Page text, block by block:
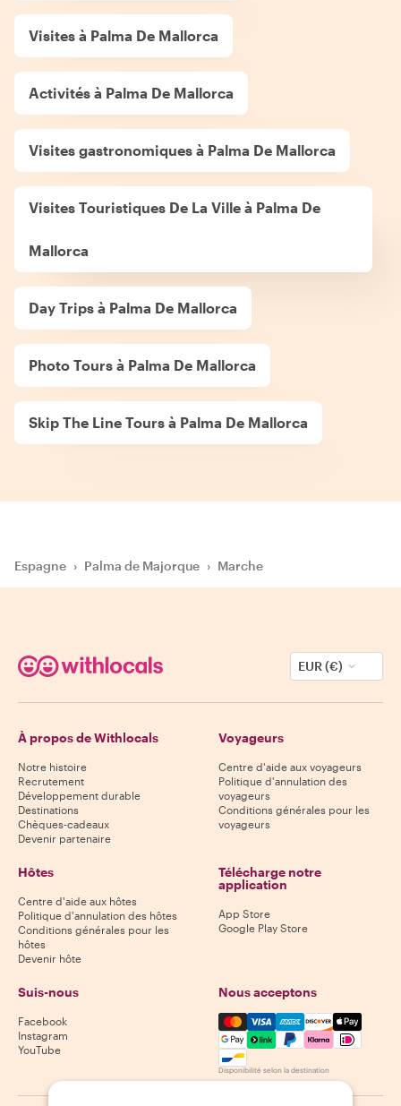
Visites à Palma De Mallorca
Activités à Palma De Mallorca
Visites gastronomiques à Palma De Mallorca
Visites Touristiques De La Ville à Palma De
Mallorca
Day Trips à Palma De Mallorca
Photo Tours à Palma De Mallorca
Skip The Line Tours à Palma De Mallorca
Espagne › Palma de Majorque › Marche
EUR (€)
À propos de Withlocals
Notre histoire
Recrutement
Développement durable
Destinations
Chèques-cadeaux
Devenir partenaire
Voyageurs
Centre d'aide aux voyageurs
Politique d'annulation des
voyageurs
Conditions générales pour les
voyageurs
Hôtes
Centre d'aide aux hôtes
Politique d'annulation des hôtes
Conditions générales pour les
hôtes
Devenir hôte
Télécharge notre
application
App Store
Google Play Store
Suis-nous
Facebook
Instagram
YouTube
Nous acceptons
Mastercard, Visa, Amex,
Disponibilité selon la destination